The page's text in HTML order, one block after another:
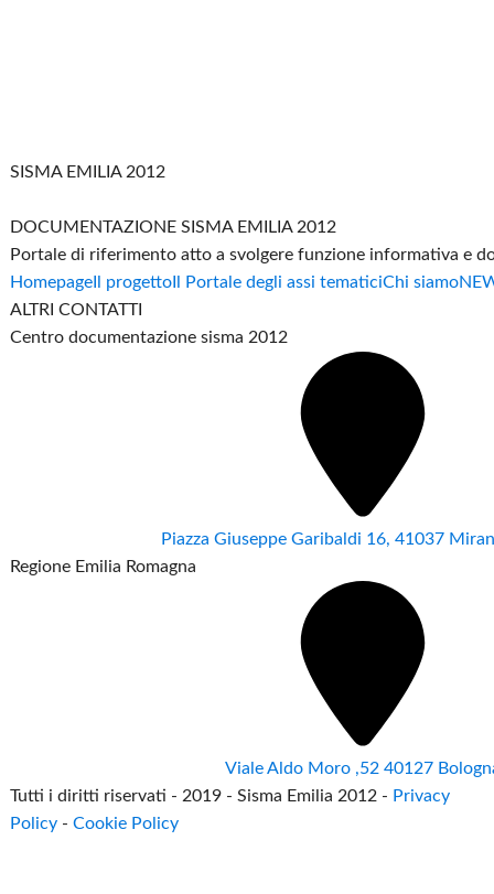
SISMA EMILIA 2012
DOCUMENTAZIONE SISMA EMILIA 2012
Portale di riferimento atto a svolgere funzione informativa e
Homepage Il progetto Il Portale degli assi tematiciChi siamo
ALTRI CONTATTI
Centro documentazione sisma 2012
Piazza Giuseppe Garibaldi 16, 41037
Regione Emilia Romagna
Viale Aldo Moro ,52 40127
Tutti i diritti riservati - 2019 - Sisma Emilia 2012 - Privacy
Policy -Cookie Policy